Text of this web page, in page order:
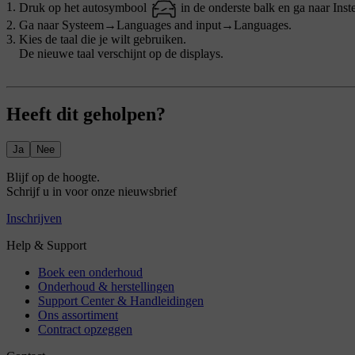
Druk op het autosymbool in de onderste balk en ga naar
Ga naar Systeem → Languages and input→ Languages.
Kies de taal die je wilt gebruiken.
De nieuwe taal verschijnt op de displays.
Heeft dit geholpen?
Ja Nee